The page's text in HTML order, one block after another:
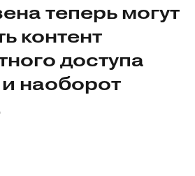
теперь могут
контент
доступа
наоборот